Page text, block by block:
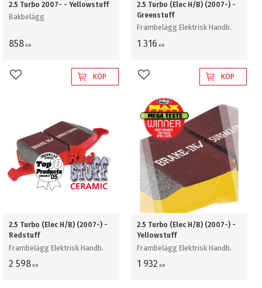
2.5 Turbo 2007- - Yellowstuff
Bakbelägg
858 KR
Lägg till i favoriterKÖP
2.5 Turbo (Elec H/B) (2007-) -
Greenstuff
Frambelägg Elektrisk Handb.
1 316 KR
Lägg till i favoriterKÖP
2.5 Turbo (Elec H/B) (2007-) -
Redstuff
Frambelägg Elektrisk Handb.
2 598 KR
2.5 Turbo (Elec H/B) (2007-) -
Yellowstuff
Frambelägg Elektrisk Handb.
1 932 KR